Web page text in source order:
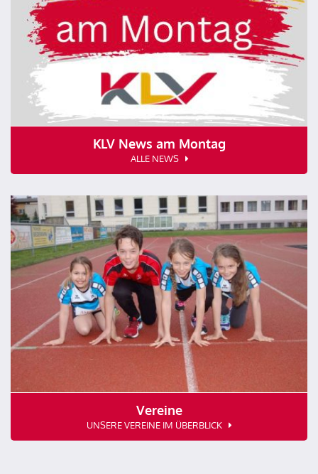
KLV News am Montag
ALLE NEWS
Vereine
UNSERE VEREINE IM ÜBERBLICK